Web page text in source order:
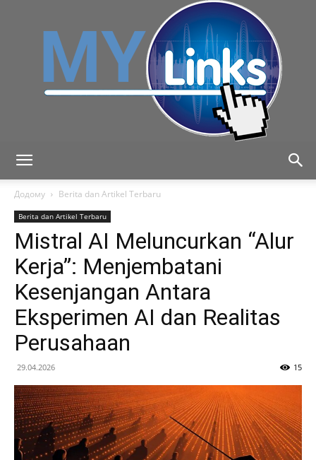
Додому
Berita dan Artikel Terbaru
Berita dan Artikel Terbaru
Mistral AI Meluncurkan “Alur
Kerja”: Menjembatani
Kesenjangan Antara
Eksperimen AI dan Realitas
Perusahaan
29.04.2026 15